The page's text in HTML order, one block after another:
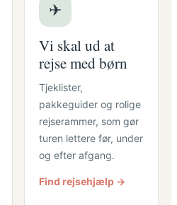
✈
Vi skal ud at
rejse med børn
Tjeklister,
pakkeguider og rolige
rejserammer, som gør
turen lettere før, under
og efter afgang.
Find rejsehjælp →